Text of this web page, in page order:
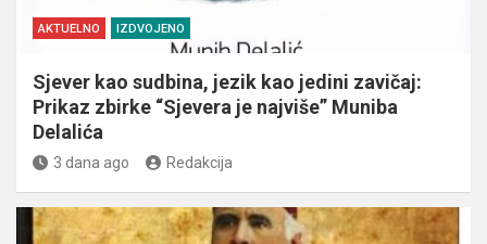
AKTUELNO IZDVOJENO
Sjever kao sudbina, jezik kao jedini zavičaj:
Prikaz zbirke “Sjevera je najviše” Muniba
Delalića
3 dana ago Redakcija